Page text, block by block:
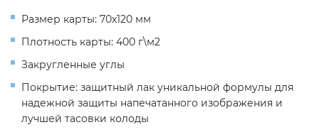
Размер карты: 70х120 мм
Плотность карты: 400 г\м2
Закругленные углы
Покрытие: защитный лак уникальной формулы для
надежной защиты напечатанного изображения и
лучшей тасовки колоды